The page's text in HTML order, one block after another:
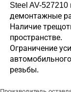
Steel AV-
демонтажные
Наличие
пространстве.
Ограничение
резьбы.